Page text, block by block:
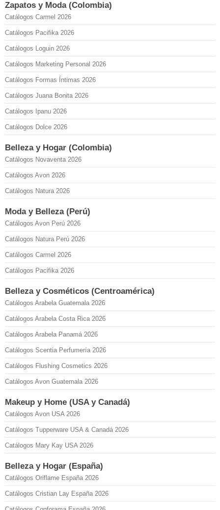
Zapatos y Moda (Colombia)
Catálogos Carmel 2026
Catálogos Pacifika 2026
Catálogos Loguin 2026
Catálogos Marketing Personal 2026
Catálogos Formas Íntimas 2026
Catálogos Juana Bonita 2026
Catálogos Ipanu 2026
Catálogos Dolce 2026
Belleza y Hogar (Colombia)
Catálogos Novaventa 2026
Catálogos Avon 2026
Catálogos Natura 2026
Moda y Belleza (Perú)
Catálogos Avon Perú 2026
Catálogos Natura Perú 2026
Catálogos Carmel 2026
Catálogos Pacifika 2026
Belleza y Cosméticos (Centroamérica)
Catálogos Arabela Guatemala 2026
Catálogos Arabela Costa Rica 2026
Catálogos Arabela Panamá 2026
Catálogos Scentia Perfumería 2026
Catálogos Flushing Cosmetics 2026
Catálogos Avon Guatemala 2026
Makeup y Home (USA y Canadá)
Catálogos Avon USA 2026
Catálogos Tupperware USA & Canadá 2026
Catálogos Mary Kay USA 2026
Belleza y Hogar (España)
Catálogos Oriflame España 2026
Catálogos Cristian Lay España 2026